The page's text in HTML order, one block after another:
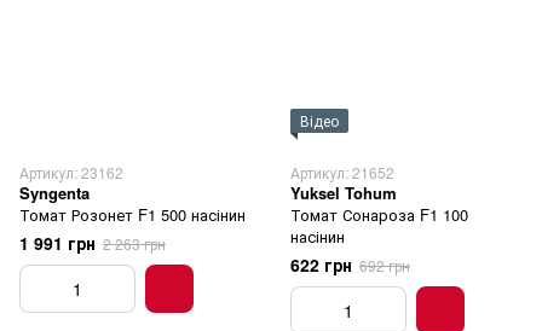
Артикул: 23162
Syngenta
Томат Розонет F1 500 насінин
1 991 грн 2 263 грн
Відео
Артикул: 21652
Yuksel Tohum
Томат Сонароза F1 100
насінин
622 грн 692 грн